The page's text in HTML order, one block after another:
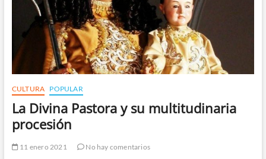
CULTURA POPULAR
La Divina Pastora y su multitudinaria
procesión
11 enero 2021
No hay comentarios